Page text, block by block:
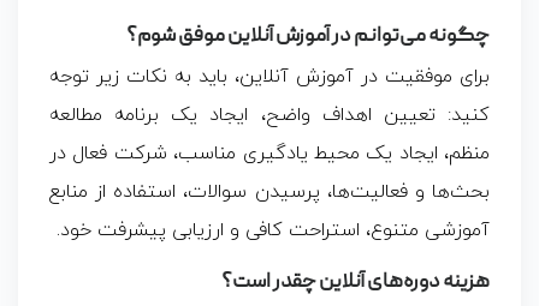
چگونه می‌توانم در آموزش آنلاین موفق شوم؟
برای موفقیت در آموزش آنلاین، باید به نکات زیر توجه
کنید: تعیین اهداف واضح، ایجاد یک برنامه مطالعه
منظم، ایجاد یک محیط یادگیری مناسب، شرکت فعال در
بحث‌ها و فعالیت‌ها، پرسیدن سوالات، استفاده از منابع
آموزشی متنوع، استراحت کافی و ارزیابی پیشرفت خود.
هزینه دوره‌های آنلاین چقدر است؟